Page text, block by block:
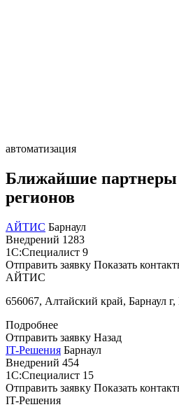
автоматизация
Ближайшие партнеры
регионов
АЙТИС Барнаул
Внедрений 1283
1С:Специалист 9
Отправить заявку Показать
АЙТИС
656067, Алтайский край, Барнаул
Подробнее
Отправить заявку Назад
IT-Решения Барнаул
Внедрений 454
1С:Специалист 15
Отправить заявку Показать
IT-Решения